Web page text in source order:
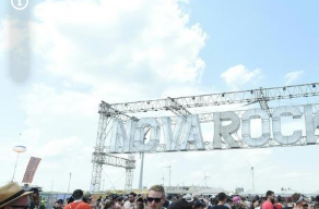
Copyright-Hinweis öffnen/